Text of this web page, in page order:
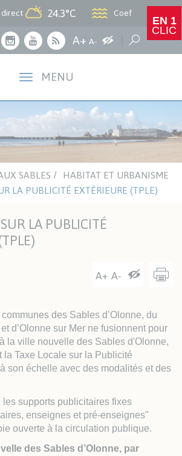
EN 1
CLIC
direct 24.3°C Coef
Instagram
YoutubeRSSA+Agrandir le texte
A-Réduire le texte
Augmenter les
MENU
SABLES
HABITAT ET URBANISME
LA PUBLICITÉ EXTÉRIEURE (TPLE)
LA PUBLICITÉ
A+Agrandir le
A- Réduire le
des Sables d’Olonne, du
d’Olonne sur Mer ne fusionnent pour
la ville nouvelle des Sables d'Olonne,
Taxe Locale sur la Publicité
son échelle avec des modalités et des
les supports publicitaires fixes
enseignes et pré-enseignes"
ouverte à la circulation publique.
des Sables d’Olonne, par
cookies